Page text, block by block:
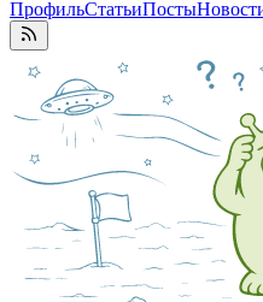
ПрофильСтатьиПосты